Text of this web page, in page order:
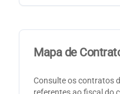
Mapa de
Consulte os contratos